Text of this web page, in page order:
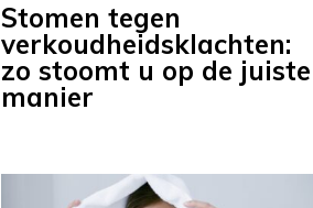
Stomen tegen
verkoudheidsklachten:
zo stoomt u op de juiste
manier